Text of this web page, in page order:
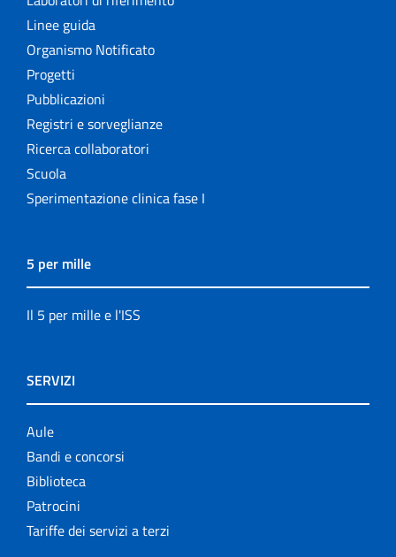
Linee guida
Organismo Notificato
Progetti
Pubblicazioni
Registri e sorveglianze
Ricerca collaboratori
Scuola
Sperimentazione clinica fase I
5 per mille
Il 5 per mille e l'ISS
SERVIZI
Aule
Bandi e concorsi
Biblioteca
Patrocini
Tariffe dei servizi a terzi